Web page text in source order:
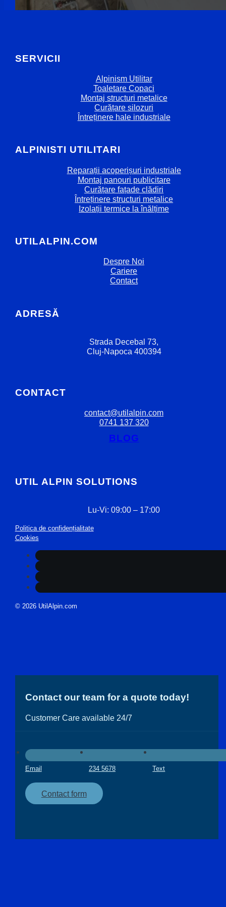
SERVICII
Alpinism Utilitar
Toaletare Copaci
Montaj structuri metalice
Curățare silozuri
Întreținere hale industriale
ALPINISTI UTILITARI
Reparații acoperișuri industriale
Montaj panouri publicitare
Curățare fațade clădiri
Întreținere structuri metalice
Izolații termice la înălțime
UTILALPIN.COM
Despre Noi
Cariere
Contact
ADRESĂ
Strada Decebal 73,
Cluj-Napoca 400394
CONTACT
contact@utilalpin.com
0741 137 320
BLOG
UTIL ALPIN SOLUTIONS
Lu-Vi: 09:00 – 17:00
Politica de confidențialitate
Cookies
© 2026 UtilAlpin.com
Contact our team for a quote today!
Customer Care available 24/7
Email 234 5678 Text
Contact form